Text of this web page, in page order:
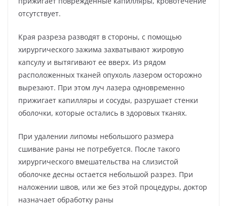
отсутствует.
Края разреза разводят в стороны, с помощью
хирургического зажима захватывают жировую
капсулу и вытягивают ее вверх. Из рядом
расположенных тканей опухоль лазером осторожно
вырезают. При этом луч лазера одновременно
прижигает капилляры и сосуды, разрушает стенки
оболочки, которые остались в здоровых тканях.
При удалении липомы небольшого размера
сшивание раны не потребуется. После такого
хирургического вмешательства на слизистой
оболочке десны остается небольшой разрез. При
наложении швов, или же без этой процедуры, доктор
назначает обработку раны